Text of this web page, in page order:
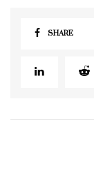
SHARE